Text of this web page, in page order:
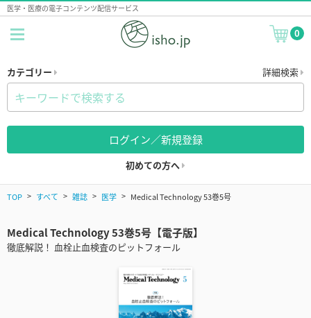
医学・医療の電子コンテンツ配信サービス
0
カテゴリー 詳細検索
ログイン／新規登録
初めての方へ
TOP すべて 雑誌 医学 Medical Technology 53巻5号
Medical Technology 53巻5号【電子版】
徹底解説！ 血栓止血検査のピットフォール